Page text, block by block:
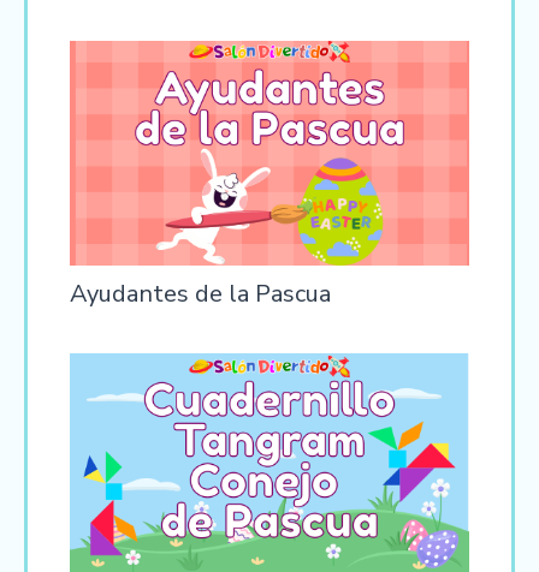
Ayudantes de la Pascua